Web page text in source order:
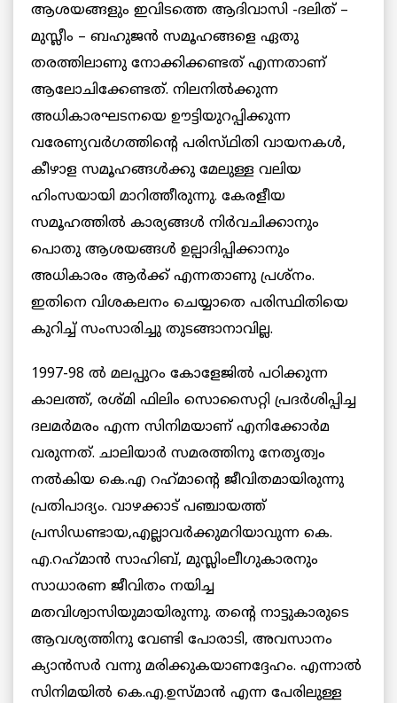
ആശയങ്ങളും ഇവിടത്തെ ആദിവാസി -ദലിത് –
മുസ്ലീം – ബഹുജൻ സമൂഹങ്ങളെ ഏതു
തരത്തിലാണു നോക്കിക്കണ്ടത് എന്നതാണ്
ആലോചിക്കേണ്ടത്. നിലനിൽക്കുന്ന
അധികാരഘടനയെ ഊട്ടിയുറപ്പിക്കുന്ന
വരേണ്യവർഗത്തിന്റെ പരിസ്‌ഥിതി വായനകൾ,
കീഴാള സമൂഹങ്ങൾക്കു മേലുള്ള വലിയ
ഹിംസയായി മാറിത്തീരുന്നു. കേരളീയ
സമൂഹത്തിൽ കാര്യങ്ങൾ നിർവചിക്കാനും
പൊതു ആശയങ്ങൾ ഉല്പാദിപ്പിക്കാനും
അധികാരം ആർക്ക് എന്നതാണു പ്രശ്നം.
ഇതിനെ വിശകലനം ചെയ്യാതെ പരിസ്ഥിതിയെ
കുറിച്ച് സംസാരിച്ചു തുടങ്ങാനാവില്ല.
1997-98 ൽ മലപ്പുറം കോളേജിൽ പഠിക്കുന്ന
കാലത്ത്, രശ്‌മി ഫിലിം സൊസൈറ്റി പ്രദർശിപ്പിച്ച
ദലമർമരം എന്ന സിനിമയാണ് എനിക്കോർമ
വരുന്നത്. ചാലിയാർ സമരത്തിനു നേതൃത്വം
നൽകിയ കെ.എ റഹ്‌മാന്റെ ജീവിതമായിരുന്നു
പ്രതിപാദ്യം. വാഴക്കാട് പഞ്ചായത്ത്
പ്രസിഡണ്ടായ,എല്ലാവർക്കുമറിയാവുന്ന കെ.
എ.റഹ്‌മാൻ സാഹിബ്, മുസ്ലിംലീഗുകാരനും
സാധാരണ ജീവിതം നയിച്ച
മതവിശ്വാസിയുമായിരുന്നു. തന്റെ നാട്ടുകാരുടെ
ആവശ്യത്തിനു വേണ്ടി പോരാടി, അവസാനം
ക്യാൻസർ വന്നു മരിക്കുകയാണദ്ദേഹം. എന്നാൽ
സിനിമയിൽ കെ.എ.ഉസ്മാൻ എന്ന പേരിലുള്ള